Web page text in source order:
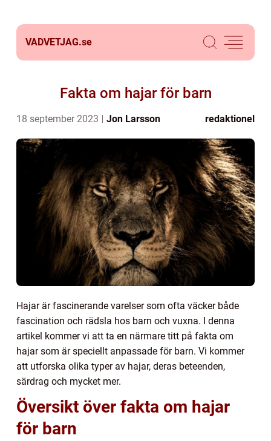
VADVETJAG.se
Fakta om hajar för barn
18 september 2023 Jon Larsson redaktionel
Hajar är fascinerande varelser som ofta väcker både
fascination och rädsla hos barn och vuxna. I denna
artikel kommer vi att ta en närmare titt på fakta om
hajar som är speciellt anpassade för barn. Vi kommer
att utforska olika typer av hajar, deras beteenden,
särdrag och mycket mer.
Översikt över fakta om hajar
för barn